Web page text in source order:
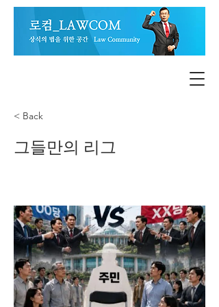
< Back
그들만의 리그